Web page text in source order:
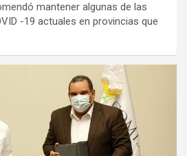
mantener algunas de las
-19 actuales en provincias que